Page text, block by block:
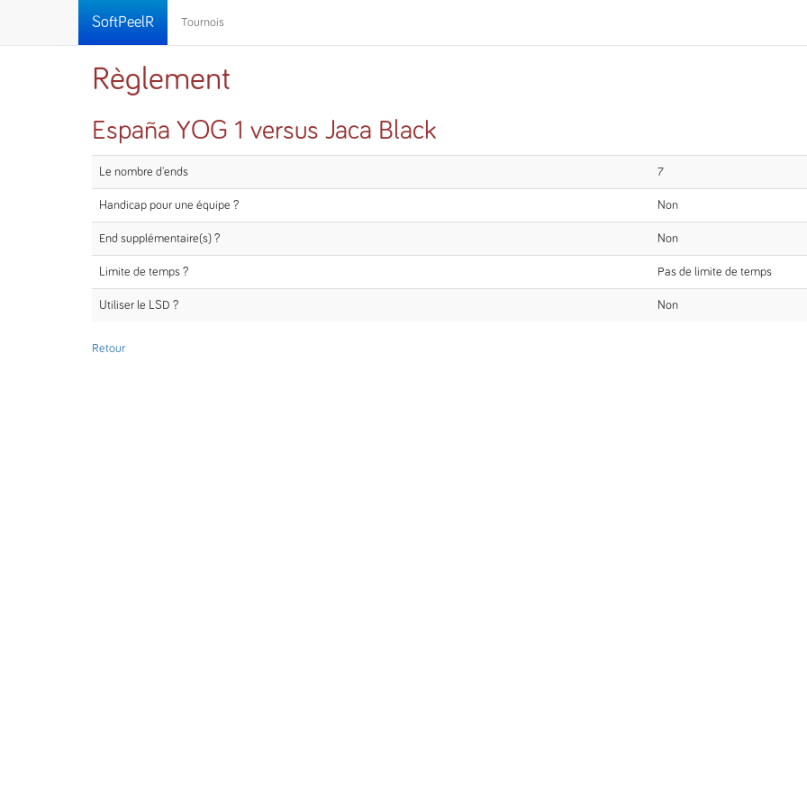
SoftPeelR Tournois
Règlement
España YOG 1 versus Jaca Black
Le nombre d'ends 7
Handicap pour une équipe ? Non
End supplémentaire(s) ? Non
Limite de temps ? Pas de limite de temps
Utiliser le LSD ? Non
Retour